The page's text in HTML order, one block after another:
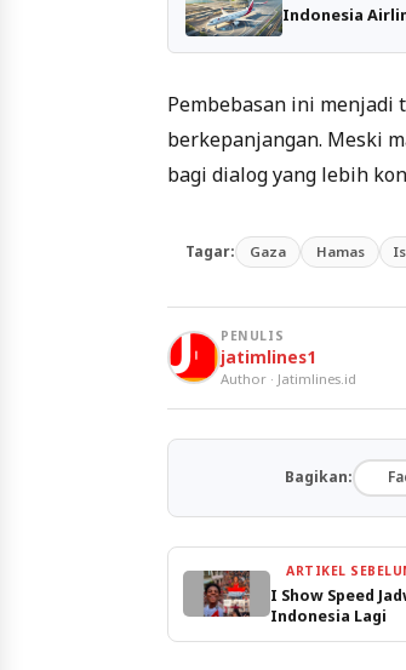
Indonesia
Pembebasan ini
berkepanjangan. Meski
bagi dialog yang lebih
Tagar: Gaza Hamas
PENULIS
jatimlines1
Author · Jatimlines.id
Bagikan:
ARTIKEL
I Show Speed
Indonesia Lagi